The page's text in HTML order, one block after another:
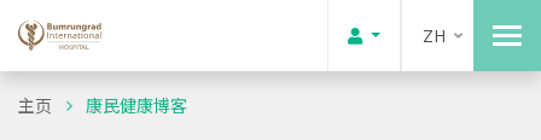
ZH
主页 康民健康博客